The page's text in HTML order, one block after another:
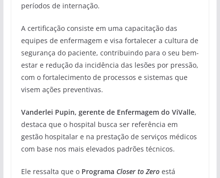
períodos de internação.
A certificação consiste em uma capacitação das
equipes de enfermagem e visa fortalecer a cultura de
segurança do paciente, contribuindo para o seu bem-
estar e redução da incidência das lesões por pressão,
com o fortalecimento de processos e sistemas que
visem ações preventivas.
Vanderlei Pupin, gerente de Enfermagem do ViValle,
destaca que o hospital busca ser referência em
gestão hospitalar e na prestação de serviços médicos
com base nos mais elevados padrões técnicos.
Ele ressalta que o Programa Closer to Zeroestá